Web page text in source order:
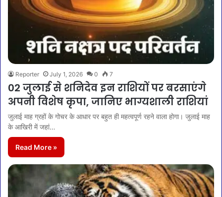
Reporter July 1, 2026 0 7
02 जुलाई से शनिदेव इन राशियों पर बरसाएंगे
अपनी विशेष कृपा, जानिए भाग्यशाली राशियां
जुलाई माह ग्रहों के गोचर के आधार पर बहुत ही महत्वपूर्ण रहने वाला होगा। जुलाई माह
के आखिरी में जहां…
Read More »